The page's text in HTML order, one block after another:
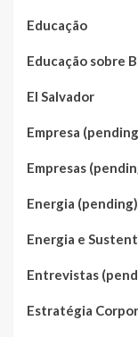
Educação
Educação sobre
El Salvador
Empresa
Empresas
Energia (pending)
Energia e
Entrevistas
Estratégia